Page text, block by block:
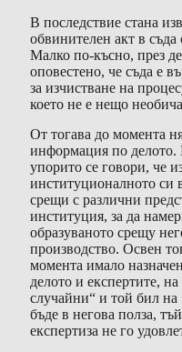
В последствие стана
обвинителен акт в
Малко по-късно, през
оповестено, че съда е
за изчистване на
което не е нещо
От тогава до момента
информация по делото.
упорито се говори, че
институционалното си
срещи с различни
институция, за да
образуваното срещу
производство. Освен
момента имало
делото и експертите,
случайни“ и той бил на
бъде в негова полза,
експертиза не го